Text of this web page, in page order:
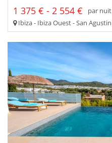
1 375 € - 2 554 €
par nuit
Ibiza - Ibiza Ouest - San Agustin